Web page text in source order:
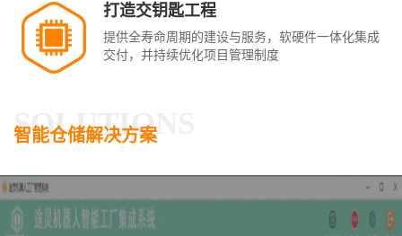
打造交钥匙工程
提供全寿命周期的建设与服务，软硬件一体化集成
交付，并持续优化项目管理制度
智能仓储解决方案
SOLUTIONS